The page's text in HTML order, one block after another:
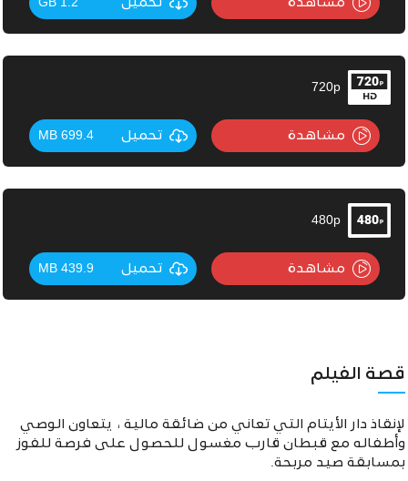
مشاهدة تحميل 1.2 GB
720p
مشاهدة تحميل 699.4 MB
480p
مشاهدة تحميل 439.9 MB
قصة الفيلم
لإنقاذ دار الأيتام التي تعاني من ضائقة مالية ، يتعاون الوصي
وأطفاله مع قبطان قارب مغسول للحصول على فرصة للفوز
بمسابقة صيد مربحة.